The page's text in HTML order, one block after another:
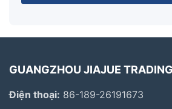
GUANGZHOU JIAJUE
Điện thoại: 86-189-26191673